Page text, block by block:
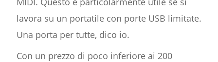
lavora su un portatile con porte USB limitate.
Una porta per tutte, dico io.
Con un prezzo di poco inferiore ai 200